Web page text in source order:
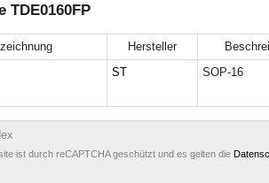
TDE0160FP
Hersteller
ST SOP-16
ist durch reCAPTCHA geschützt und es gelten die